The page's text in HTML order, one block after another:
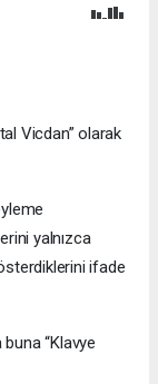
Vicdan” olarak
yalnızca
ifade
buna “Klavye